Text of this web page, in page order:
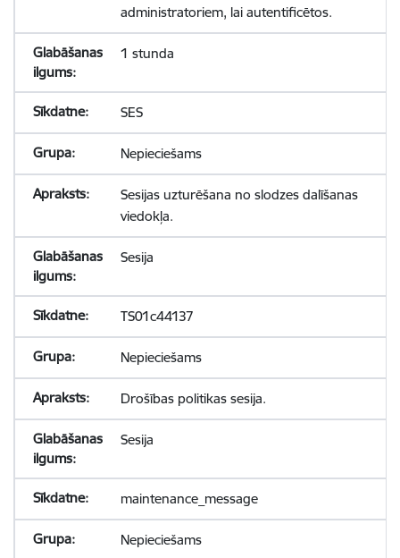
administratoriem, lai autentificētos.
1 stunda
SES
Nepieciešams
Sesijas uzturēšana no slodzes dalīšanas
viedokļa.
Sesija
TS01c44137
Nepieciešams
Drošības politikas sesija.
Sesija
maintenance_message
Nepieciešams